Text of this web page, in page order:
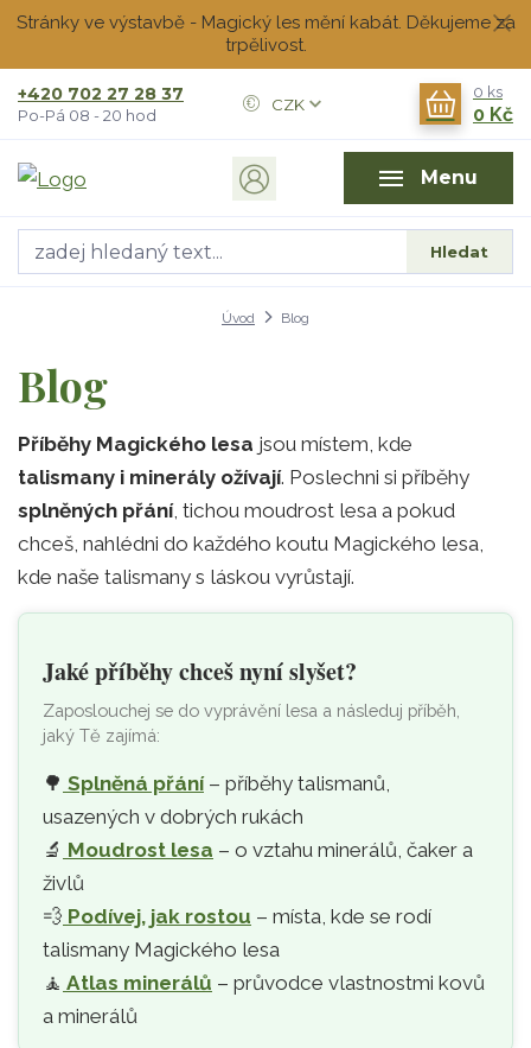
Stránky ve výstavbě - Magický les mění kabát. Děkujeme za
trpělivost.
Menu
CZK
Hledat
+420 702 27 28 37
Po-Pá 08 - 20 hod
0 ks
0 Kč
Úvod Blog
Blog
Příběhy Magického lesa jsou místem, kde
talismany i minerály ožívají. Poslechni si příběhy
splněných přání, tichou moudrost lesa a pokud
chceš, nahlédni do každého koutu Magického lesa,
kde naše talismany s láskou vyrůstají.
Jaké příběhy chceš nyní slyšet?
Zaposlouchej se do vyprávění lesa a následuj příběh,
jaký Tě zajímá:
🌳 Splněná přání– příběhy talismanů,
usazených v dobrých rukách
🔬 Moudrost lesa – o vztahu minerálů, čaker a
živlů
💨 Podívej, jak rostou – místa, kde se rodí
talismany Magického lesa
🧘‍ Atlas minerálů – průvodce vlastnostmi kovů
a minerálů